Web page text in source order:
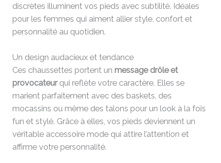
discrètes illuminent vos pieds avec subtilité. Idéales
pour les femmes qui aiment allier style, confort et
personnalité au quotidien.
Un design audacieux et tendance
Ces chaussettes portent un message drôle et
provocateurqui reflète votre caractère. Elles se
marient parfaitement avec des baskets, des
mocassins ou même des talons pour un look à la fois
fun et stylé. Grâce à elles, vos pieds deviennent un
véritable accessoire mode qui attire l’attention et
affirme votre personnalité.